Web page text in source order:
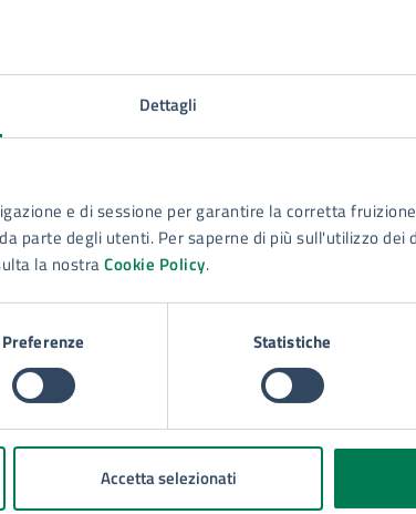
Dettagli
e di sessione per garantire la corretta
parte degli utenti. Per saperne di più sull'utilizzo dei
la nostraCookie Policy.
Preferenze Statistiche
Accetta selezionati
chiare le informazioni su questa
(da 1 a 5 stelle)
di stelle per valutare la chiarezza delle
5 stelle su 5
4 stelle su 5
su 5
su 5